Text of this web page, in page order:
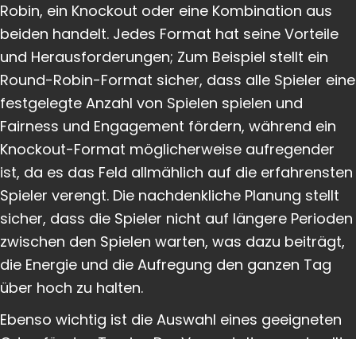
Robin, ein Knockout oder eine Kombination aus
beiden handelt. Jedes Format hat seine Vorteile
und Herausforderungen; Zum Beispiel stellt ein
Round-Robin-Format sicher, dass alle Spieler eine
festgelegte Anzahl von Spielen spielen und
Fairness und Engagement fördern, während ein
Knockout-Format möglicherweise aufregender
ist, da es das Feld allmählich auf die erfahrensten
Spieler verengt. Die nachdenkliche Planung stellt
sicher, dass die Spieler nicht auf längere Perioden
zwischen den Spielen warten, was dazu beiträgt,
die Energie und die Aufregung den ganzen Tag
über hoch zu halten.
Ebenso wichtig ist die Auswahl eines geeigneten